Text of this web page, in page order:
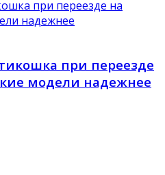
при переезде
модели надежнее